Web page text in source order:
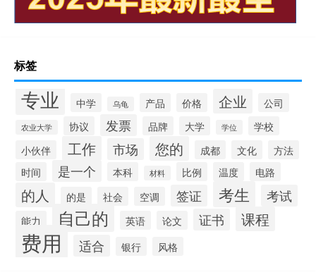
标签
专业 中学 乌龟 产品 价格 企业 公司
农业大学 协议 发票 品牌 大学 学位
学校
小伙伴
工作 市场 您的 成都 文化
方法
时间
是一个 本科 材料 比例 温度 电路
的人 的是 社会 空调 签证 考生 考试
能力 自己的 英语 论文 证书 课程
费用 适合 银行 风格